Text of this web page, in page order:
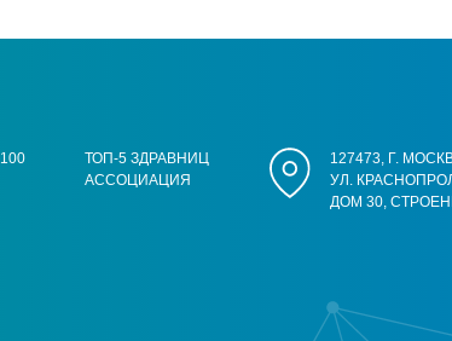
ТОП-5 ЗДРАВНИЦ
АССОЦИАЦИЯ
127473, Г.
УЛ.
ДОМ 30,